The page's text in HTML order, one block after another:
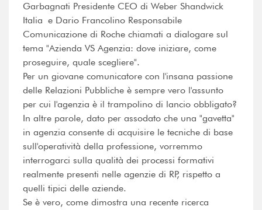
Garbagnati Presidente CEO di Weber Shandwick
Italia e Dario Francolino Responsabile
Comunicazione di Roche chiamati a dialogare sul
tema "Azienda VS Agenzia: dove iniziare, come
proseguire, quale scegliere".
Per un giovane comunicatore con l'insana passione
delle Relazioni Pubbliche è sempre vero l'assunto
per cui l'agenzia è il trampolino di lancio obbligato?
In altre parole, dato per assodato che una "gavetta"
in agenzia consente di acquisire le tecniche di base
sull'operatività della professione, vorremmo
interrogarci sulla qualità dei processi formativi
realmente presenti nelle agenzie di RP, rispetto a
quelli tipici delle aziende.
Se è vero, come dimostra una recente ricerca